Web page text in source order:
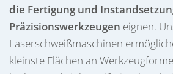
die Fertigung und
Präzisionswerkzeugen eignen.
Laserschweißmaschinen
kleinste Flächen an